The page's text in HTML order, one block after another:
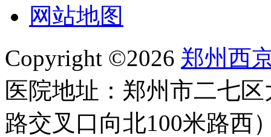
网站地图
Copyright ©2026 郑州西
医院地址：郑州市二七
路交叉口向北100米路西